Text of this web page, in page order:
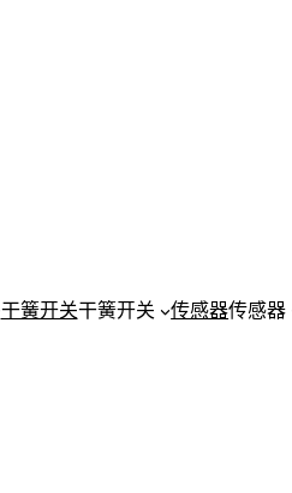
干簧开关干簧开关 传感器传感器